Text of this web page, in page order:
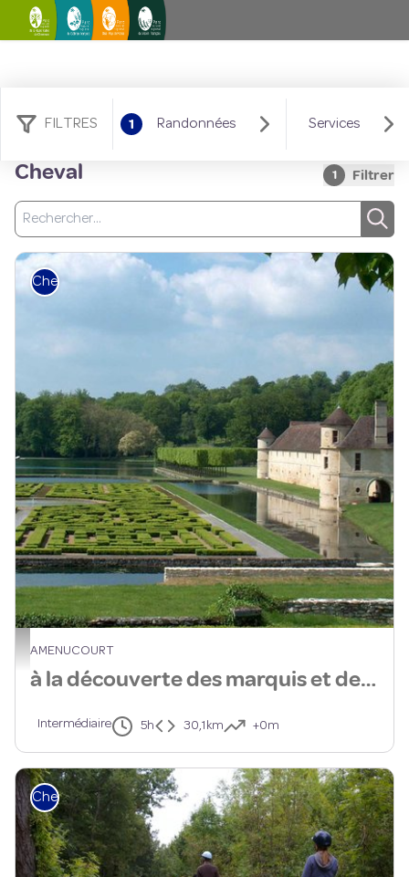
FILTRES 1 Randonnées Services
9 résultats randonnées :
Cheval
1 Filtrer
Recherche
Domaine de Villarceaux - Domaine de Villarceaux
Cheval
AMENUCOURT
à la découverte des marquis et de leurs châteaux
Intermédiaire 5h 30,1km +0m
Cheval